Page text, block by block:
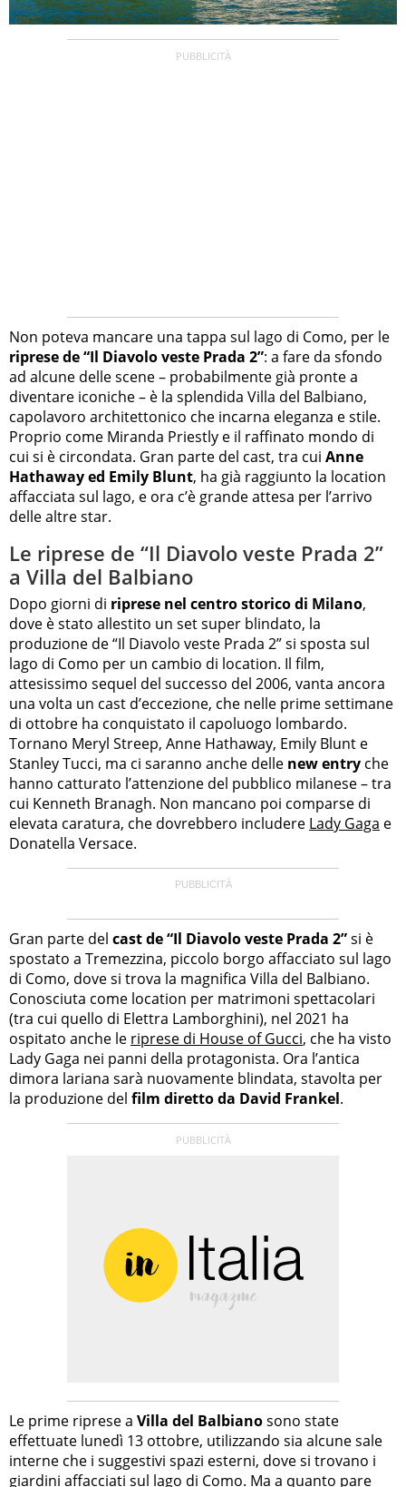
Non poteva mancare una tappa sul lago di Como, per le
riprese de “Il Diavolo veste Prada 2”: a fare da sfondo
ad alcune delle scene – probabilmente già pronte a
diventare iconiche – è la splendida Villa del Balbiano,
capolavoro architettonico che incarna eleganza e stile.
Proprio come Miranda Priestly e il raffinato mondo di
cui si è circondata. Gran parte del cast, tra cui Anne
Hathaway ed Emily Blunt, ha già raggiunto la location
affacciata sul lago, e ora c’è grande attesa per l’arrivo
delle altre star.
Le riprese de “Il Diavolo veste Prada 2”
a Villa del Balbiano
Dopo giorni di riprese nel centro storico di Milano,
dove è stato allestito un set super blindato, la
produzione de “Il Diavolo veste Prada 2” si sposta sul
lago di Como per un cambio di location. Il film,
attesissimo sequel del successo del 2006, vanta ancora
una volta un cast d’eccezione, che nelle prime settimane
di ottobre ha conquistato il capoluogo lombardo.
Tornano Meryl Streep, Anne Hathaway, Emily Blunt e
Stanley Tucci, ma ci saranno anche delle new entry che
hanno catturato l’attenzione del pubblico milanese – tra
cui Kenneth Branagh. Non mancano poi comparse di
elevata caratura, che dovrebbero includere Lady Gaga e
Donatella Versace.
Gran parte del cast de “Il Diavolo veste Prada 2”si è
spostato a Tremezzina, piccolo borgo affacciato sul lago
di Como, dove si trova la magnifica Villa del Balbiano.
Conosciuta come location per matrimoni spettacolari
(tra cui quello di Elettra Lamborghini), nel 2021 ha
ospitato anche le riprese di House of Gucci, che ha visto
Lady Gaga nei panni della protagonista. Ora l’antica
dimora lariana sarà nuovamente blindata, stavolta per
la produzione del film diretto da David Frankel.
Le prime riprese a Villa del Balbianosono state
effettuate lunedì 13 ottobre, utilizzando sia alcune sale
interne che i suggestivi spazi esterni, dove si trovano i
giardini affacciati sul lago di Como. Ma a quanto pare